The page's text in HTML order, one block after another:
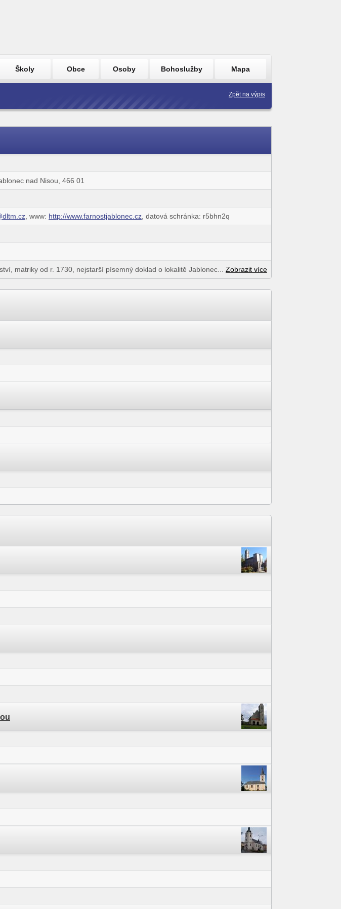
Školy Obce Osoby Bohoslužby Mapa
Zpět na výpis
nad Nisou, 466 01
, www: http://www.farnostjablonec.cz , datová schránka: r5bhn2q
matriky od r. 1730, nejstarší písemný doklad o lokalitě Jablonec... Zobrazit více